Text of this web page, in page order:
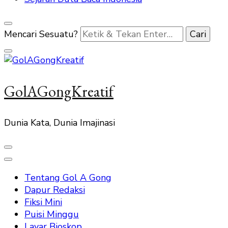
Mencari Sesuatu?
GolAGongKreatif
Dunia Kata, Dunia Imajinasi
Tentang Gol A Gong
Dapur Redaksi
Fiksi Mini
Puisi Minggu